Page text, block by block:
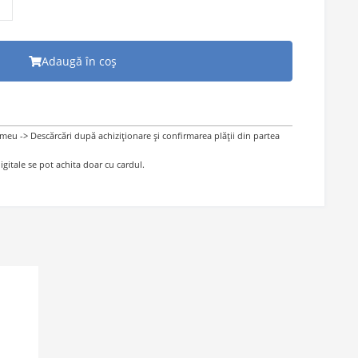
Adaugă în coș
-> Descărcări după achiziționare și confirmarea plății din partea
se pot achita doar cu cardul.